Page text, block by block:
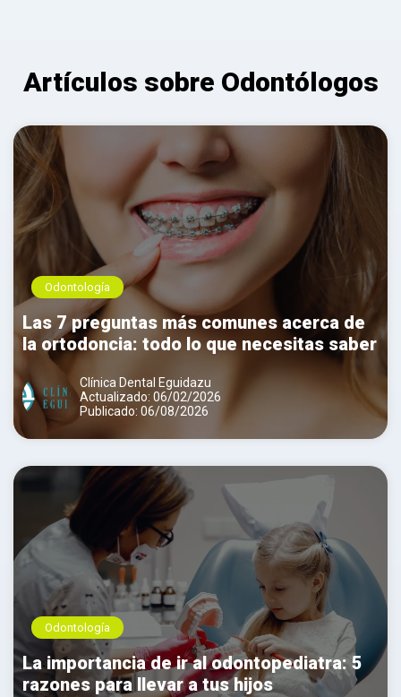
Artículos sobre Odontólogos
Odontología
Las 7 preguntas más comunes acerca de
la ortodoncia: todo lo que necesitas saber
Clínica Dental Eguidazu
Actualizado: 06/02/2026
Publicado: 06/08/2026
Odontología
La importancia de ir al odontopediatra: 5
razones para llevar a tus hijos